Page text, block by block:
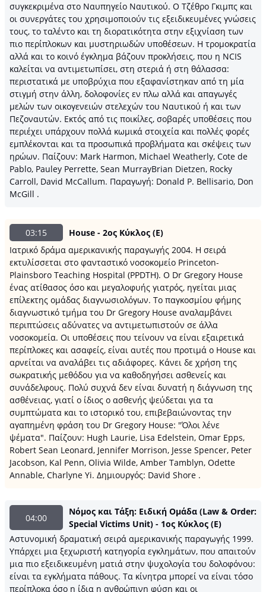
συγκεκριμένα στο Ναυπηγείο Ναυτικού. Ο Τζέθρο Γκιμπς και
οι συνεργάτες του χρησιμοποιούν τις εξειδικευμένες γνώσεις
τους, το ταλέντο και τη διορατικότητα στην εξιχνίαση των
πιο περίπλοκων και μυστηριωδών υποθέσεων. Η τρομοκρατία
αλλά και το κοινό έγκλημα βάζουν προκλήσεις, που η NCIS
καλείται να αντιμετωπίσει, στη στεριά ή στη θάλασσα:
περιστατικά με υποβρύχια που εξαφανίστηκαν από τη μία
στιγμή στην άλλη, δολοφονίες εν πλω αλλά και απαγωγές
μελών των οικογενειών στελεχών του Ναυτικού ή και των
Πεζοναυτών. Εκτός από τις ποικίλες, σοβαρές υποθέσεις που
περιέχει υπάρχουν πολλά κωμικά στοιχεία και πολλές φορές
εμπλέκονται και τα προσωπικά προβλήματα και σκέψεις των
ηρώων. Παίζουν: Mark Harmon, Michael Weatherly, Cote de
Pablo, Pauley Perrette, Sean MurrayBrian Dietzen, Rocky
Carroll, David McCallum. Παραγωγή: Donald P. Bellisario, Don
McGill .
03:15
House - 2ος Κύκλος (Ε)
Ιατρικό δράμα αμερικανικής παραγωγής 2004. Η σειρά
εκτυλίσσεται στο φανταστικό νοσοκομείο Princeton-
Plainsboro Teaching Hospital (PPDTH). Ο Dr Gregory House
ένας ατίθασος όσο και μεγαλοφυής γιατρός, ηγείται μιας
επίλεκτης ομάδας διαγνωσιολόγων. Το παγκοσμίου φήμης
διαγνωστικό τμήμα του Dr Gregory House αναλαμβάνει
περιπτώσεις αδύνατες να αντιμετωπιστούν σε άλλα
νοσοκομεία. Oι υποθέσεις που τείνουν να είναι εξαιρετικά
περίπλοκες και ασαφείς, είναι αυτές που προτιμά ο House και
αρνείται να αναλάβει τις αδιάφορες. Κάνει δε χρήση της
σωκρατικής μεθόδου για να καθοδηγήσει ασθενείς και
συνάδελφους. Πολύ συχνά δεν είναι δυνατή η διάγνωση της
ασθένειας, γιατί ο ίδιος ο ασθενής ψεύδεται για τα
συμπτώματα και το ιστορικό του, επιβεβαιώνοντας την
αγαπημένη φράση του Dr Gregory House: "Όλοι λένε
ψέματα". Παίζουν: Hugh Laurie, Lisa Edelstein, Omar Epps,
Robert Sean Leonard, Jennifer Morrison, Jesse Spencer, Peter
Jacobson, Kal Penn, Olivia Wilde, Amber Tamblyn, Odette
Annable, Charlyne Yi. Δημιουργός: David Shore .
04:00
Νόμος και Τάξη: Ειδική Ομάδα (Law & Order:
Special Victims Unit) - 1ος Κύκλος (Ε)
Αστυνομική δραματική σειρά αμερικανικής παραγωγής 1999.
Υπάρχει μια ξεχωριστή κατηγορία εγκλημάτων, που απαιτούν
μια πιο εξειδικευμένη ματιά στην ψυχολογία του δολοφόνου:
είναι τα εγκλήματα πάθους. Τα κίνητρα μπορεί να είναι τόσο
περίπλοκα όσο η ίδια η ανθρώπινη φύση και οι